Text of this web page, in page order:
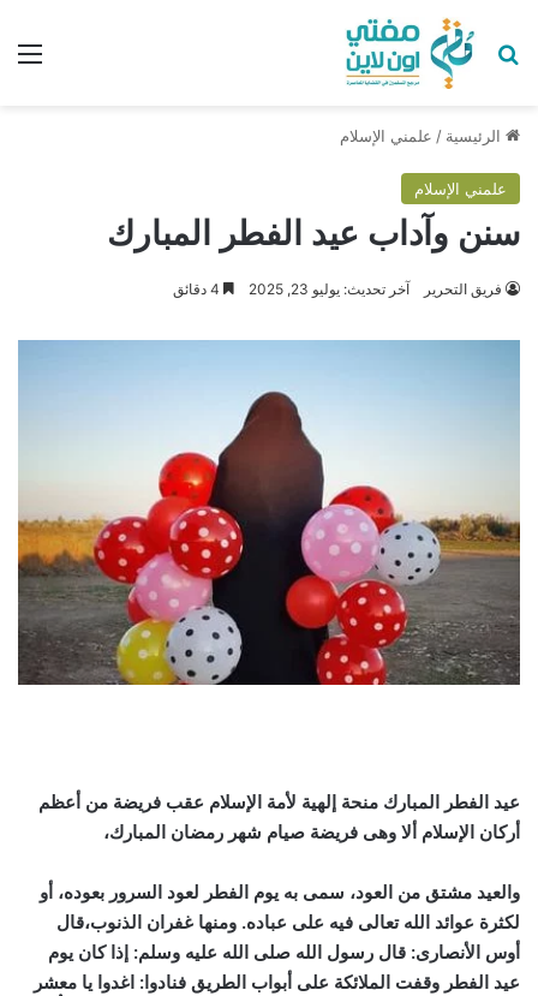
بحث عن
الرئيسية / علمني الإسلام
علمني الإسلام
سنن وآداب عيد الفطر المبارك
فريق التحرير آخر تحديث: يوليو 23, 2025
عيد الفطر المبارك منحة إلهية لأمة الإسلام عقب فريضة من أعظم
أركان الإسلام ألا وهى فريضة صيام شهر رمضان المبارك،
والعيد مشتق من العود، سمى به يوم الفطر لعود السرور بعوده، أو
لكثرة عوائد الله تعالى فيه على عباده. ومنها غفران الذنوب،قال
أوس الأنصارى: قال رسول الله صلى الله عليه وسلم: إذا كان يوم
عيد الفطر وقفت الملائكة على أبواب الطريق فنادوا: اغدوا يا معشر